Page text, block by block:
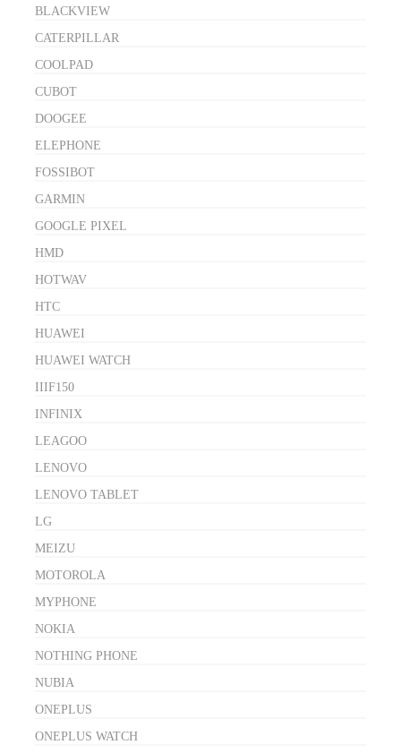
BLACKVIEW
CATERPILLAR
COOLPAD
CUBOT
DOOGEE
ELEPHONE
FOSSIBOT
GARMIN
GOOGLE PIXEL
HMD
HOTWAV
HTC
HUAWEI
HUAWEI WATCH
IIIF150
INFINIX
LEAGOO
LENOVO
LENOVO TABLET
LG
MEIZU
MOTOROLA
MYPHONE
NOKIA
NOTHING PHONE
NUBIA
ONEPLUS
ONEPLUS WATCH